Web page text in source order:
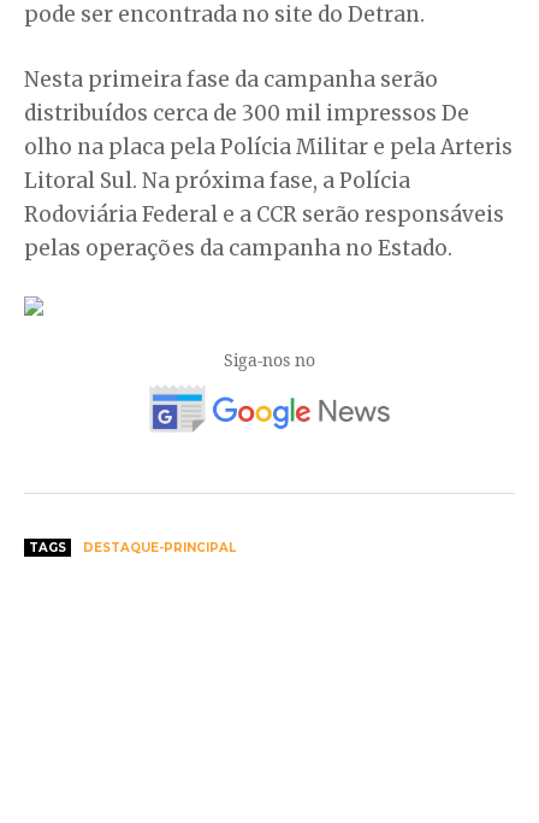
pode ser encontrada no site do Detran.
Nesta primeira fase da campanha serão
distribuídos cerca de 300 mil impressos De
olho na placa pela Polícia Militar e pela Arteris
Litoral Sul. Na próxima fase, a Polícia
Rodoviária Federal e a CCR serão responsáveis
pelas operações da campanha no Estado.
Siga-nos no
TAGS DESTAQUE-PRINCIPAL